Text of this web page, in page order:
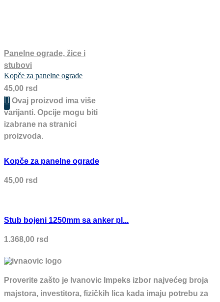
Panelne ograde, žice i
stubovi
Kopče za panelne ograde
45,00 rsd
Ovaj proizvod ima više
varijanti. Opcije mogu biti
izabrane na stranici
proizvoda.
Kopče za panelne ograde
45,00 rsd
Stub bojeni 1250mm sa anker pl...
1.368,00 rsd
Proverite zašto je Ivanovic Impeks izbor najvećeg broja
majstora, investitora, fizičkih lica kada imaju potrebu za